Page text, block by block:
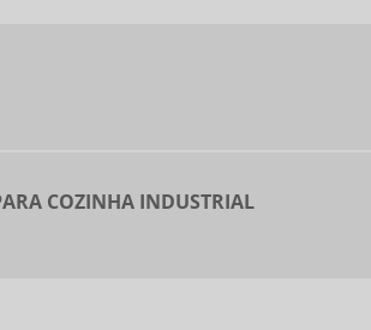
COZINHA INDUSTRIAL